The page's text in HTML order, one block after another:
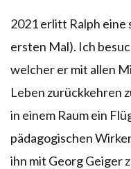
2021 erlitt Ralph eine
ersten Mal). Ich
welcher er mit allen
Leben zurückkehren
in einem Raum ein
pädagogischen
ihn mit Georg Geiger